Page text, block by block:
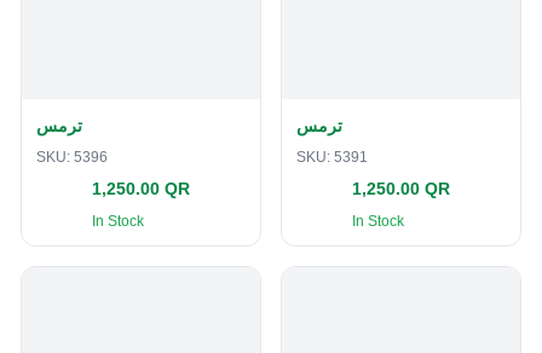
ترمس
SKU: 5396
1,250.00 QR
In Stock
ترمس
SKU: 5391
1,250.00 QR
In Stock